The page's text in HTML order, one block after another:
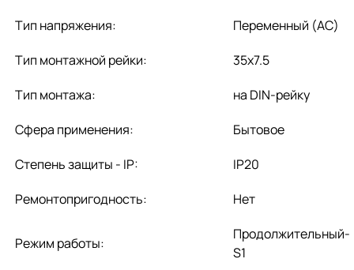
Тип напряжения:
Переменный (AC)
Тип монтажной рейки:
35x7.5
Тип монтажа:
на DIN-рейку
Сфера применения:
Бытовое
Степень защиты - IP:
IP20
Ремонтопригодность:
Нет
Режим работы:
Продолжительный-
S1